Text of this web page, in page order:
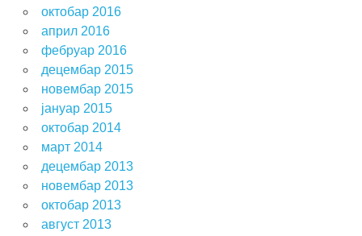
октобар 2016
април 2016
фебруар 2016
децембар 2015
новембар 2015
јануар 2015
октобар 2014
март 2014
децембар 2013
новембар 2013
октобар 2013
август 2013